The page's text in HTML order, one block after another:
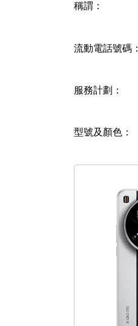
稱謂：
流動電話號碼：
服務計劃：
型號及顏色：